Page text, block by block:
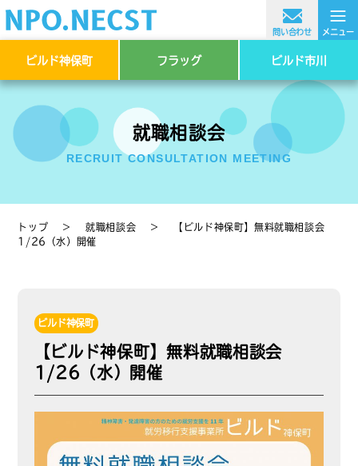
≡
メニュー
問い合わせ
ビルド神保町 フラッグ ビルド市川
就職相談会
RECRUIT CONSULTATION MEETING
トップ ＞就職相談会 ＞
【ビルド神保町】無料就職相談会
1/26（水）開催
ビルド神保町
【ビルド神保町】無料就職相談会
1/26（水）開催